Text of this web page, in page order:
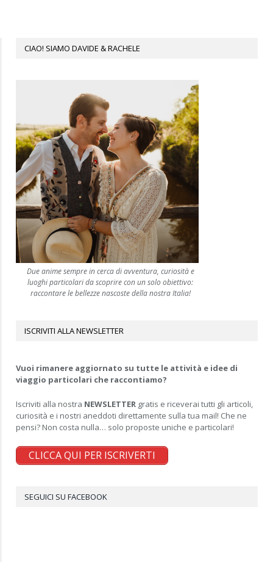
CIAO! SIAMO DAVIDE & RACHELE
Due anime sempre in cerca di avventura, curiosità e
luoghi particolari da scoprire con un solo obiettivo:
raccontare le bellezze nascoste della nostra Italia!
ISCRIVITI ALLA NEWSLETTER
Vuoi rimanere aggiornato su tutte le attività e idee di
viaggio particolari che raccontiamo?
Iscriviti alla nostra NEWSLETTER gratis e riceverai tutti gli articoli,
curiosità e i nostri aneddoti direttamente sulla tua mail! Che ne
pensi? Non costa nulla… solo proposte uniche e particolari!
CLICCA QUI PER ISCRIVERTI
SEGUICI SU FACEBOOK